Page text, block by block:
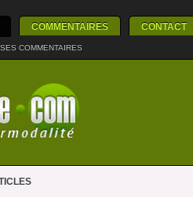
COMMENTAIRES CONTACT
COMMENTAIRES